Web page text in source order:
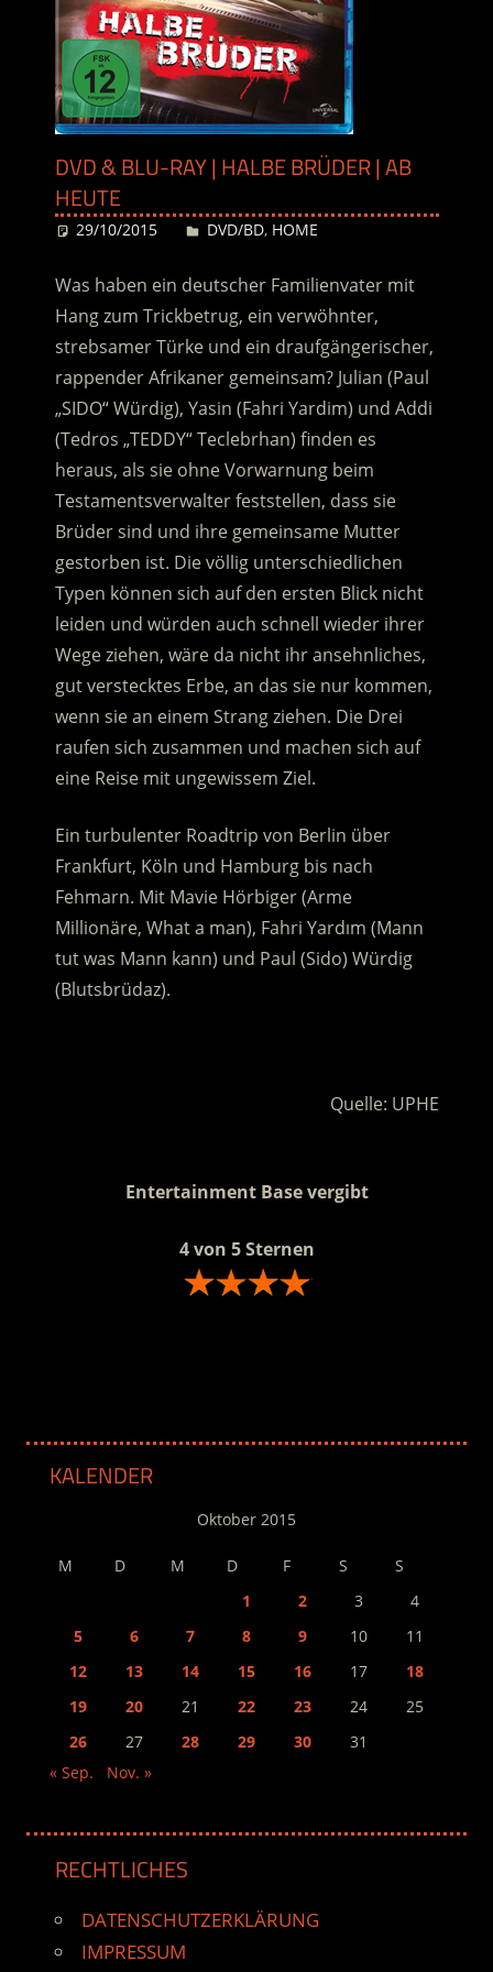
DVD & BLU-RAY | HALBE BRÜDER | AB
HEUTE
29/10/2015 Desiree
DVD/BD, HOME
Was haben ein deutscher Familienvater mit
Hang zum Trickbetrug, ein verwöhnter,
strebsamer Türke und ein draufgängerischer,
rappender Afrikaner gemeinsam? Julian (Paul
„SIDO“ Würdig), Yasin (Fahri Yardim) und Addi
(Tedros „TEDDY“ Teclebrhan) finden es
heraus, als sie ohne Vorwarnung beim
Testamentsverwalter feststellen, dass sie
Brüder sind und ihre gemeinsame Mutter
gestorben ist. Die völlig unterschiedlichen
Typen können sich auf den ersten Blick nicht
leiden und würden auch schnell wieder ihrer
Wege ziehen, wäre da nicht ihr ansehnliches,
gut verstecktes Erbe, an das sie nur kommen,
wenn sie an einem Strang ziehen. Die Drei
raufen sich zusammen und machen sich auf
eine Reise mit ungewissem Ziel.
Ein turbulenter Roadtrip von Berlin über
Frankfurt, Köln und Hamburg bis nach
Fehmarn. Mit Mavie Hörbiger (Arme
Millionäre, What a man), Fahri Yardım (Mann
tut was Mann kann) und Paul (Sido) Würdig
(Blutsbrüdaz).
Quelle: UPHE
Entertainment Base vergibt
4 von 5 Sternen
KALENDER
Oktober 2015
M D M D F S
S
1
2 3
4
5
6 7 8 9 10
11
12
13 14 15 16 17
18
19
20 21 22 23 24
25
26
27 28 29 30
31
« Sep.
Nov. »
RECHTLICHES
DATENSCHUTZERKLÄRUNG
IMPRESSUM